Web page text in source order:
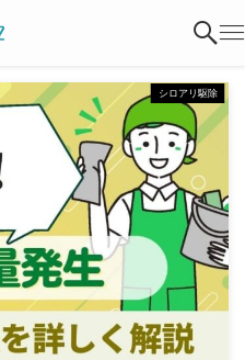
シロアリ駆除